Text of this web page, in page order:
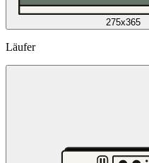
275x365
Läufer